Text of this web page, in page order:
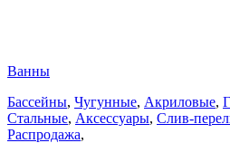
Ванны
Бассейны, Чугунные, Акриловые,
Стальные, Аксессуары, Слив-
Распродажа,